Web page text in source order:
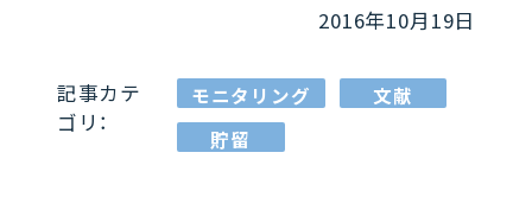
2016年10月19日
記事カテ
ゴリ：
モニタリング
文献
貯留